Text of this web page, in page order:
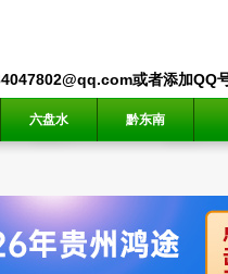
或者添加QQ
六盘水 黔东南